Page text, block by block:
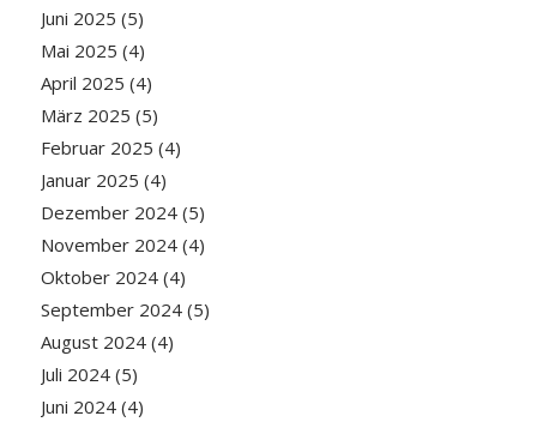
Juni 2025 (5)
Mai 2025 (4)
April 2025 (4)
März 2025 (5)
Februar 2025 (4)
Januar 2025 (4)
Dezember 2024(5)
November 2024(4)
Oktober 2024(4)
September 2024(5)
August 2024(4)
Juli 2024(5)
Juni 2024(4)